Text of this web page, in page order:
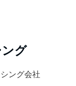
できる！
グ
ング会社